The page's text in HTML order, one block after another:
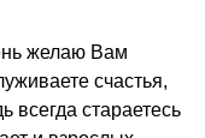
желаю Вам
счастья,
всегда стараетесь